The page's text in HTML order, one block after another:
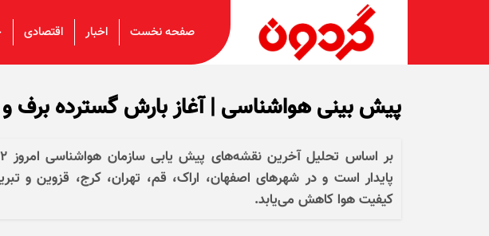
صفحه نخست اخبار اقتصادی
پیش بینی هواشناسی | آغاز بارش گسترده برف و
پایدار است و در شهر‌های اصفهان، اراک، قم، تهران، کرج، قزوین و
کیفیت هوا کاهش می‌یابد.